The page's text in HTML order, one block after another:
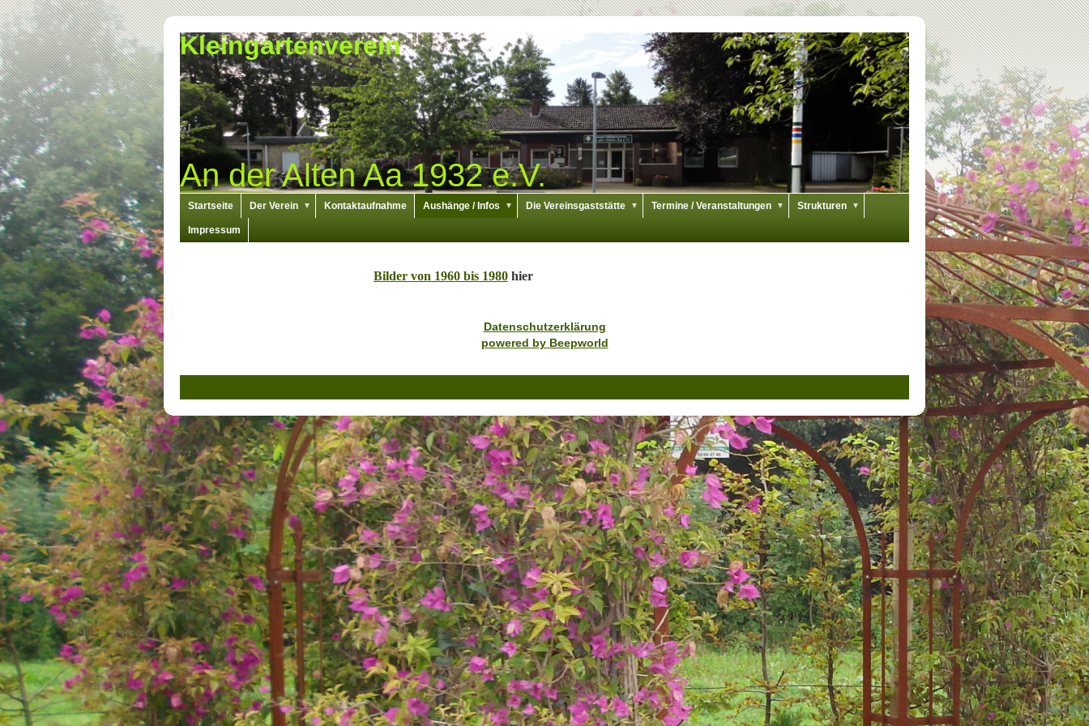
Kleingartenverein
An der Alten Aa 1932 e.V.
Startseite Der Verein▼ Kontaktaufnahme Aushänge / Infos▼ Die Vereinsgaststätte▼ Termine / Veranstaltungen▼ Strukturen▼
Impressum
Bilder von 1960 bis 1980 hier
Datenschutzerklärung
powered by Beepworld